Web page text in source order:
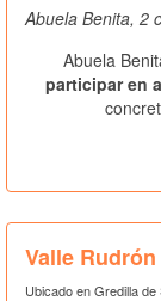
Abuela Benita, 2
Abuela
participar en
Valle Rudrón
Ubicado en Gredilla de